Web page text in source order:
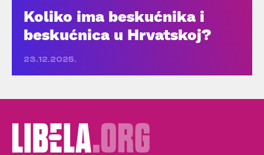
Koliko ima beskućnika i
beskućnica u Hrvatskoj?
23.12.2025.